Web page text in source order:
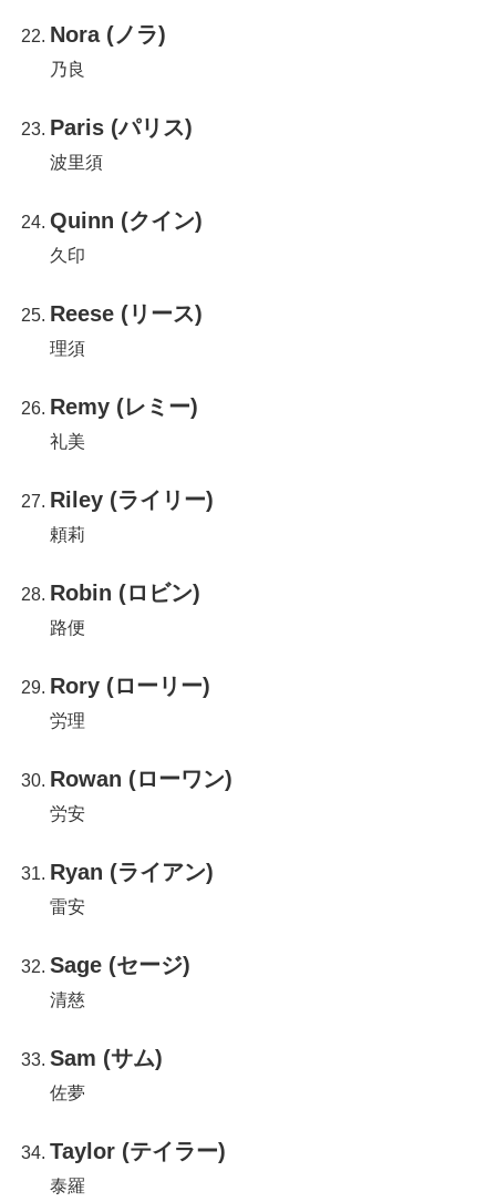
Nora (ノラ)
乃良
Paris (パリス)
波里須
Quinn (クイン)
久印
Reese (リース)
理須
Remy (レミー)
礼美
Riley (ライリー)
頼莉
Robin (ロビン)
路便
Rory (ローリー)
労理
Rowan (ローワン)
労安
Ryan (ライアン)
雷安
Sage (セージ)
清慈
Sam (サム)
佐夢
Taylor (テイラー)
泰羅